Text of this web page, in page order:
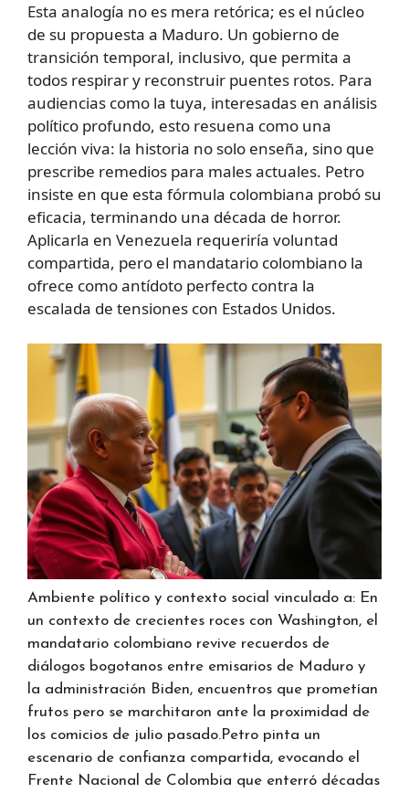
Esta analogía no es mera retórica; es el núcleo
de su propuesta a Maduro. Un gobierno de
transición temporal, inclusivo, que permita a
todos respirar y reconstruir puentes rotos. Para
audiencias como la tuya, interesadas en análisis
político profundo, esto resuena como una
lección viva: la historia no solo enseña, sino que
prescribe remedios para males actuales. Petro
insiste en que esta fórmula colombiana probó su
eficacia, terminando una década de horror.
Aplicarla en Venezuela requeriría voluntad
compartida, pero el mandatario colombiano la
ofrece como antídoto perfecto contra la
escalada de tensiones con Estados Unidos.
Ambiente político y contexto social vinculado a: En
un contexto de crecientes roces con Washington, el
mandatario colombiano revive recuerdos de
diálogos bogotanos entre emisarios de Maduro y
la administración Biden, encuentros que prometían
frutos pero se marchitaron ante la proximidad de
los comicios de julio pasado.Petro pinta un
escenario de confianza compartida, evocando el
Frente Nacional de Colombia que enterró décadas